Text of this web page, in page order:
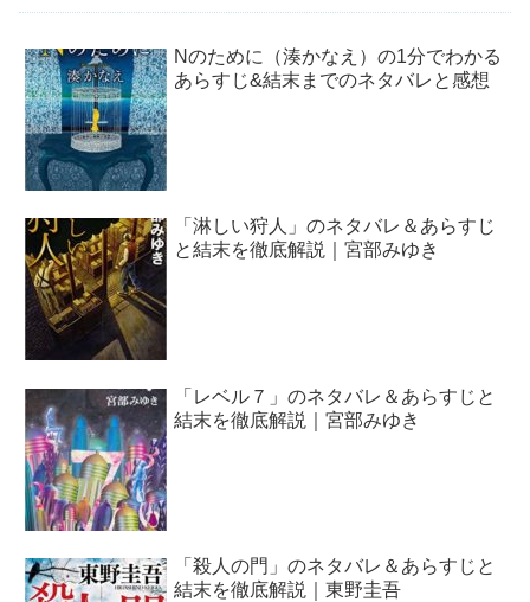
Nのために（湊かなえ）の1分でわかる
あらすじ&結末までのネタバレと感想
「淋しい狩人」のネタバレ＆あらすじ
と結末を徹底解説｜宮部みゆき
「レベル７」のネタバレ＆あらすじと
結末を徹底解説｜宮部みゆき
「殺人の門」のネタバレ＆あらすじと
結末を徹底解説｜東野圭吾